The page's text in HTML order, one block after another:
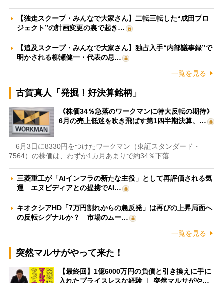
【独走スクープ・みんなで大家さん】二転三転した“成田プロ
ジェクト”の計画変更の裏で起き…
【追及スクープ・みんなで大家さん】独占入手“内部議事録”で
明かされる柳瀬健一・代表の思…
一覧を見る
古賀真人「発掘！好決算銘柄」
《株価34％急落のワークマンに特大反転の期待》
6月の売上低迷を吹き飛ばす第1四半期決算、…
6月3日に8330円をつけたワークマン（東証スタンダード・
7564）の株価は、わずか1カ月あまりで約34％下落…
三菱重工が「AIインフラの新たな主役」として再評価される気
運 エヌビディアとの提携でAI…
キオクシアHD「7万円割れからの急反発」は再びの上昇局面へ
の反転シグナルか？ 市場のムー…
一覧を見る
突然マルサがやって来た！
【最終回】1億6000万円の負債と引き換えに手に
入れたプライスレスな経験 ｜ 突然マルサがや…